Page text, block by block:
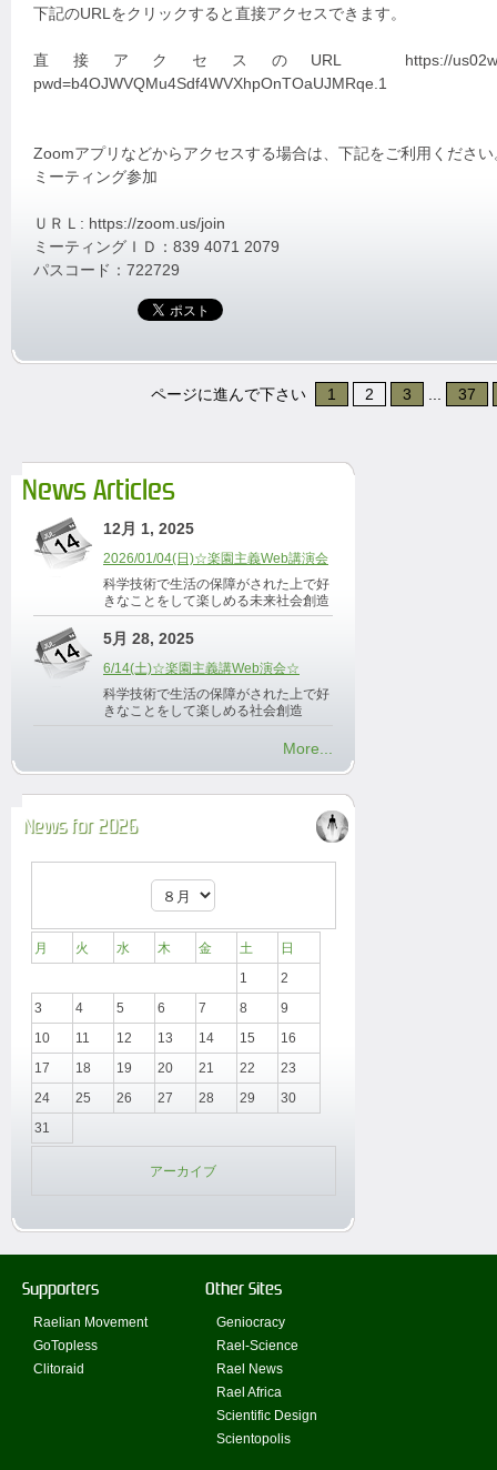
下記のURLをクリックすると直接アクセスできます。
直接アクセスのURL https://
pwd=b4OJWVQMu4Sdf4WVXhpOnTOaUJMRqe.1
Zoomアプリなどからアクセスする場合は、下記をご利用ください
ミーティング参加
ＵＲＬ: https://zoom.us/join
ミーティングＩＤ：839 4071 2079
パスコード：722729
ページに進んで下さい 1 2 3 37
News Articles
12月 1, 2025
2026/01/04(日)☆楽園主義Web講演会
科学技術で生活の保障がされた上で好
きなことをして楽しめる未来社会創造
5月 28, 2025
6/14(土)☆楽園主義講Web演会☆
科学技術で生活の保障がされた上で好
きなことをして楽しめる社会創造
More...
News for 2026
月 火 水 木 金 土
日
1
2
3
4 5 6 7 8
9
10
11 12 13 14 15
16
17
18 19 20 21 22
23
24
25 26 27 28 29
30
31
アーカイブ
Supporters
Raelian Movement
GoTopless
Clitoraid
Other Sites
Geniocracy
Rael-Science
Rael News
Rael Africa
Scientific Design
Scientopolis